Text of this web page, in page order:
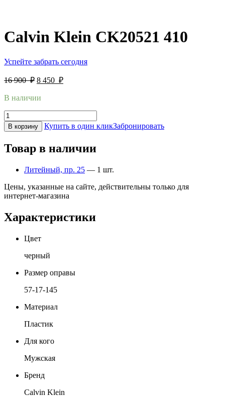
Calvin Klein CK20521 410
Успейте забрать сегодня
16 900₽ 8 450 ₽
В наличии
В корзину Купить в один кликЗабронировать
Товар в наличии
Литейный, пр. 25 — 1 шт.
Цены, указанные на сайте, действительны только для
интернет-магазина
Характеристики
Цвет
черный
Размер оправы
57-17-145
Материал
Пластик
Для кого
Мужская
Бренд
Calvin Klein